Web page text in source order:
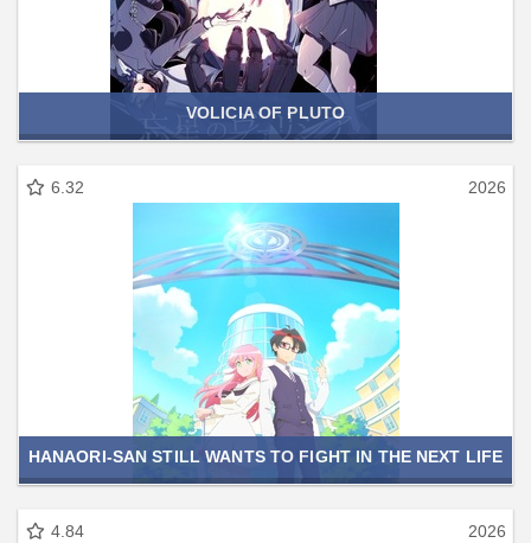
VOLICIA OF PLUTO
6.32 2026
HANAORI-SAN STILL WANTS TO FIGHT IN THE NEXT LIFE
4.84 2026